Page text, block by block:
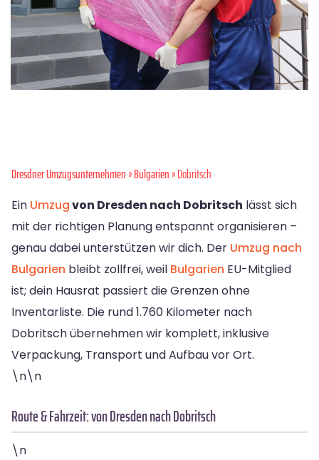
Dresdner Umzugsunternehmen»Bulgarien» Dobritsch
Ein Umzugvon Dresden nach Dobritsch lässt sich
mit der richtigen Planung entspannt organisieren –
genau dabei unterstützen wir dich. Der Umzug nach
Bulgarien bleibt zollfrei, weil Bulgarien EU-Mitglied
ist; dein Hausrat passiert die Grenzen ohne
Inventarliste. Die rund 1.760 Kilometer nach
Dobritsch übernehmen wir komplett, inklusive
Verpackung, Transport und Aufbau vor Ort.
\n\n
Route & Fahrzeit: von Dresden nach Dobritsch
\n